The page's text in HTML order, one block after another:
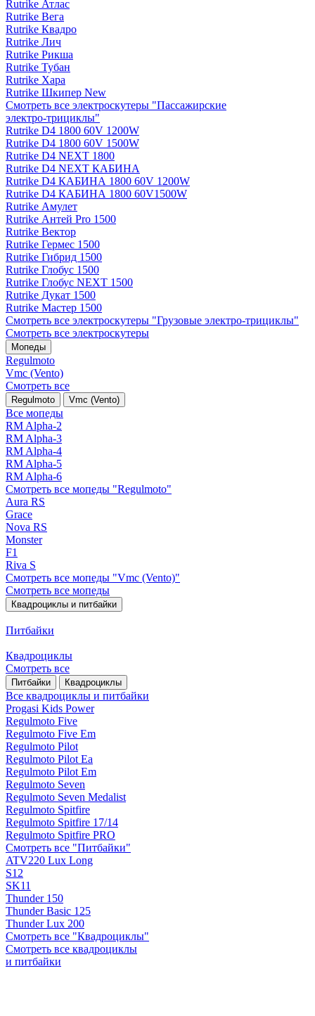
Rutrike Атлас
Rutrike Вега
Rutrike Квадро
Rutrike Лич
Rutrike Рикша
Rutrike Тубан
Rutrike Хара
Rutrike Шкипер New
Смотреть все электро­скутеры "Пассажирские
электро‑трициклы"
Rutrike D4 1800 60V 1200W
Rutrike D4 1800 60V 1500W
Rutrike D4 NEXT 1800
Rutrike D4 NEXT КАБИНА
Rutrike D4 КАБИНА 1800 60V 1200W
Rutrike D4 КАБИНА 1800 60V1500W
Rutrike Амулет
Rutrike Антей Pro 1500
Rutrike Вектор
Rutrike Гермес 1500
Rutrike Гибрид 1500
Rutrike Глобус 1500
Rutrike Глобус NEXT 1500
Rutrike Дукат 1500
Rutrike Мастер 1500
Смотреть все электро­скутеры "Грузовые электро‑трициклы"
Смотреть все электро­скутеры
Мопеды
Regulmoto
Vmc (Vento)
Смотреть все
Regulmoto Vmc (Vento)
Все мопеды
RM Alpha-2
RM Alpha-3
RM Alpha-4
RM Alpha-5
RM Alpha-6
Смотреть все мопеды "Regulmoto"
Aura RS
Grace
Nova RS
Monster
F1
Riva S
Смотреть все мопеды "Vmc (Vento)"
Смотреть все мопеды
Квадроциклы и питбайки
Питбайки
Квадроциклы
Смотреть все
Питбайки Квадроциклы
Все квадроциклы и питбайки
Progasi Kids Power
Regulmoto Five
Regulmoto Five Em
Regulmoto Pilot
Regulmoto Pilot Ea
Regulmoto Pilot Em
Regulmoto Seven
Regulmoto Seven Medalist
Regulmoto Spitfire
Regulmoto Spitfire 17/14
Regulmoto Spitfire PRO
Смотреть все "Питбайки"
ATV220 Lux Long
S12
SK11
Thunder 150
Thunder Basic 125
Thunder Lux 200
Смотреть все "Квадроциклы"
Смотреть все квадроциклы
и питбайки